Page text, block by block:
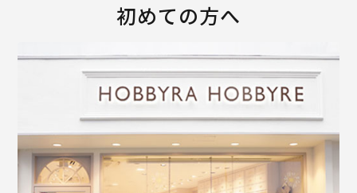
初めての方へ